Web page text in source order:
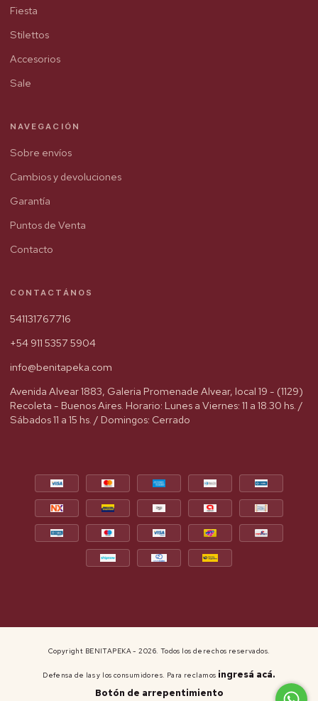
Fiesta
Stilettos
Accesorios
Sale
NAVEGACIÓN
Sobre envíos
Cambios y devoluciones
Garantía
Puntos de Venta
Contacto
CONTACTÁNOS
541131767716
+54 911 5357 5904
info@benitapeka.com
Avenida Alvear 1883, Galeria Promenade Alvear, local 19 - (1129)
Recoleta - Buenos Aires. Horario: Lunes a Viernes: 11 a 18.30 hs. /
Sábados 11 a 15 hs. / Domingos: Cerrado
Copyright BENITAPEKA - 2026. Todos los derechos reservados.
Defensa de las y los consumidores. Para reclamos ingresá acá.
Botón de arrepentimiento